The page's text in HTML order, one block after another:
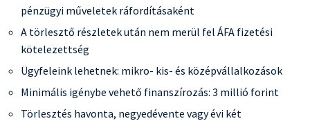
pénzügyi műveletek ráfordításaként
A törlesztő részletek után nem merül fel ÁFA fizetési
kötelezettség
Ügyfeleink lehetnek: mikro- kis- és középvállalkozások
Minimális igénybe vehető finanszírozás: 3 millió forint
Törlesztés havonta, negyedévente vagy évi két